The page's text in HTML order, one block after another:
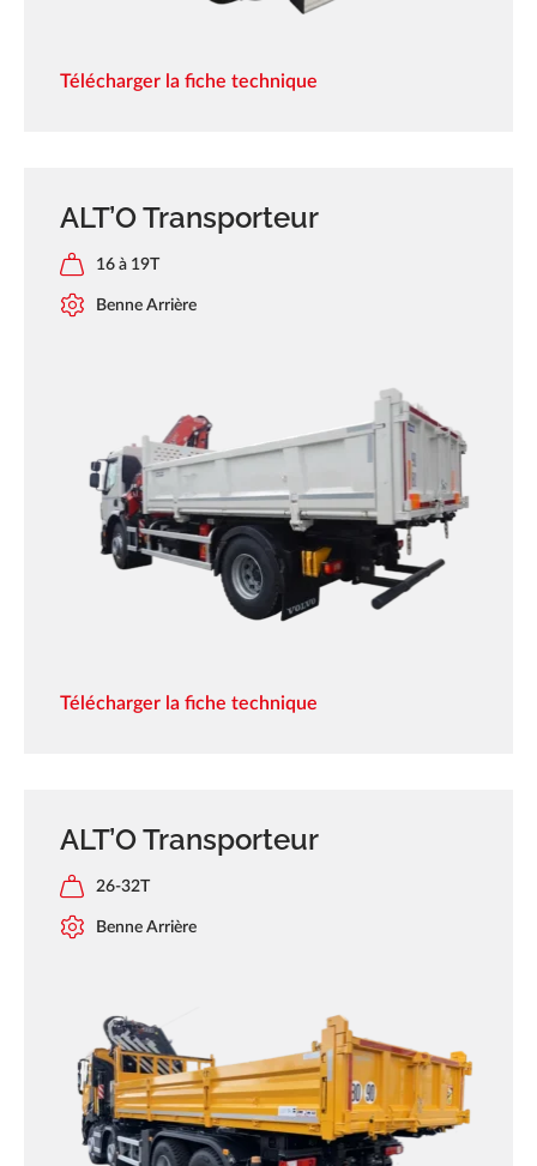
Télécharger la fiche technique
ALT’O Transporteur
16 à 19T
Benne Arrière
Télécharger la fiche technique
ALT’O Transporteur
26-32T
Benne Arrière